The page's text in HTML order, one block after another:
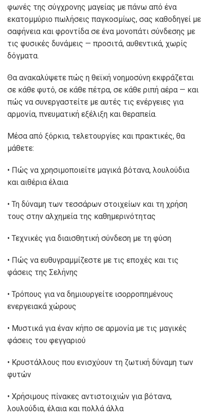
φωνές της σύγχρονης μαγείας με πάνω από ένα
εκατομμύριο πωλήσεις παγκοσμίως, σας καθοδηγεί με
σαφήνεια και φροντίδα σε ένα μονοπάτι σύνδεσης με
τις φυσικές δυνάμεις — προσιτά, αυθεντικά, χωρίς
δόγματα.
Θα ανακαλύψετε πώς η θεϊκή νοημοσύνη εκφράζεται
σε κάθε φυτό, σε κάθε πέτρα, σε κάθε ριπή αέρα — και
πώς να συνεργαστείτε με αυτές τις ενέργειες για
αρμονία, πνευματική εξέλιξη και θεραπεία.
Μέσα από ξόρκια, τελετουργίες και πρακτικές, θα
μάθετε:
• Πώς να χρησιμοποιείτε μαγικά βότανα, λουλούδια
και αιθέρια έλαια
• Τη δύναμη των τεσσάρων στοιχείων και τη χρήση
τους στην αλχημεία της καθημερινότητας
• Τεχνικές για διαισθητική σύνδεση με τη φύση
• Πώς να ευθυγραμμίζεστε με τις εποχές και τις
φάσεις της Σελήνης
• Τρόπους για να δημιουργείτε ισορροπημένους
ενεργειακά χώρους
• Μυστικά για έναν κήπο σε αρμονία με τις μαγικές
φάσεις του φεγγαριού
• Κρυστάλλους που ενισχύουν τη ζωτική δύναμη των
φυτών
• Χρήσιμους πίνακες αντιστοιχιών για βότανα,
λουλούδια, έλαια και πολλά άλλα